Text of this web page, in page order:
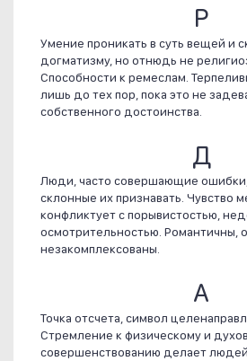
Р
Умение проникать в суть вещей и
догматизму, но отнюдь не
Способности к ремеслам.
лишь до тех пор, пока это не
собственного достоинства.
Д
Люди, часто совершающие
склонные их признавать. Чувство
конфликтует с порывистостью,
осмотрительностью. Романтичны,
незакомплексованы.
А
Точка отсчета, символ
Стремление к физическому и
совершенствованию делает